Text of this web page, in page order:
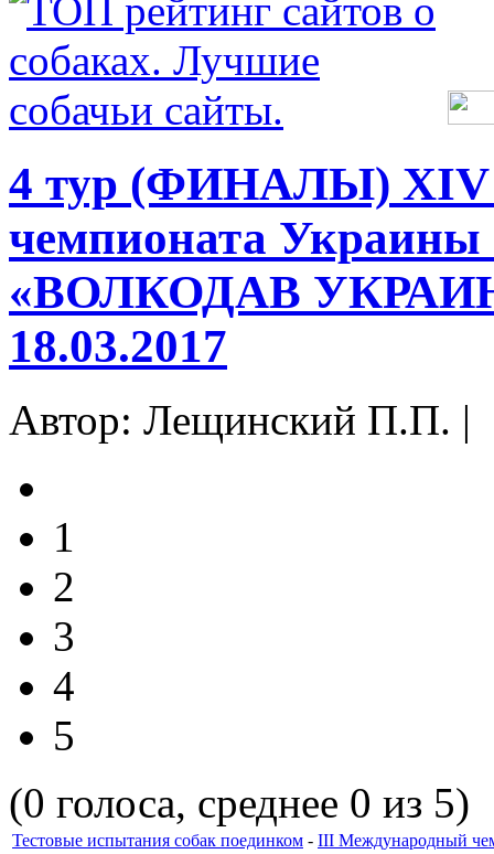
4 тур (ФИНАЛЫ) ХIV
чемпионата Украины
«ВОЛКОДАВ
18.03.2017
Автор: Лещинский П.П. |
1
2
3
4
5
(0 голоса, среднее 0 из 5)
Тестовые испытания собак поединком - III Международный